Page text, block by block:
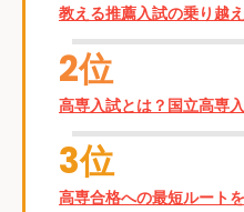
教える推薦入試の乗り越
2位
高専入試とは？国立高専
3位
高専合格への最短ルート